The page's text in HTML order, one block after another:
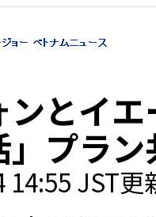
ンとイ
」プラ
JST更